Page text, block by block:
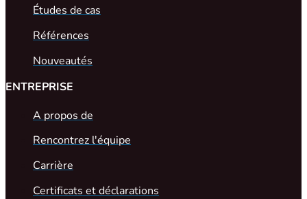
Études de cas
Références
Nouveautés
ENTREPRISE
A propos de
Rencontrez l'équipe
Carrière
Certificats et déclarations